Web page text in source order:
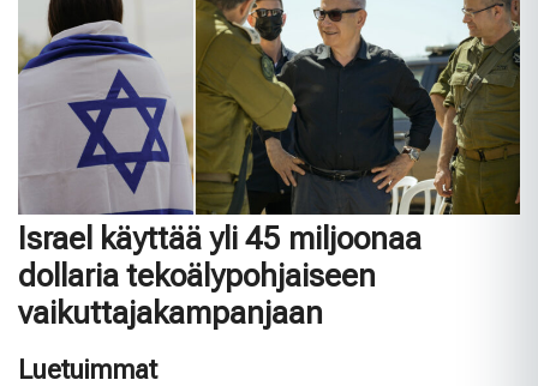
Israel käyttää yli 45 miljoonaa
dollaria tekoälypohjaiseen
vaikuttajakampanjaan
Luetuimmat